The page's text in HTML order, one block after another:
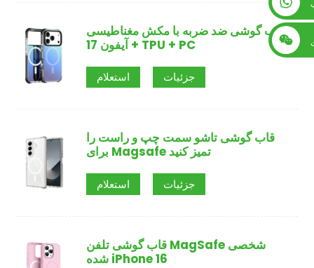
قاب گوشی ضد ضربه با مکش مغناطیسی
آیفون 17 + TPU + PC
استعلام جزئیات
قاب گوشی تاشو سمت چپ و راست را
برای Magsafe تمیز کنید
استعلام جزئیات
قاب گوشی تلفن MagSafe شخصی
شده iPhone 16